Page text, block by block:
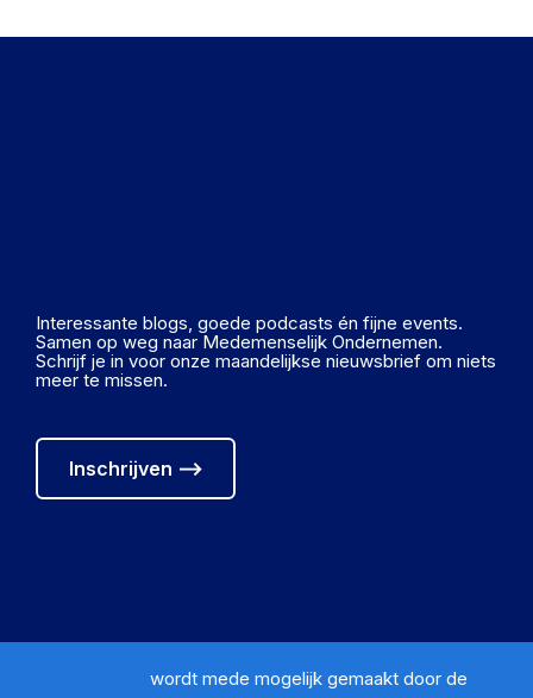
Interessante blogs, goede podcasts én fijne events.
Samen op weg naar Medemenselijk Ondernemen.
Schrijf je in voor onze maandelijkse nieuwsbrief om niets
meer te missen.
Inschrijven ⟶
wordt mede mogelijk gemaakt door de